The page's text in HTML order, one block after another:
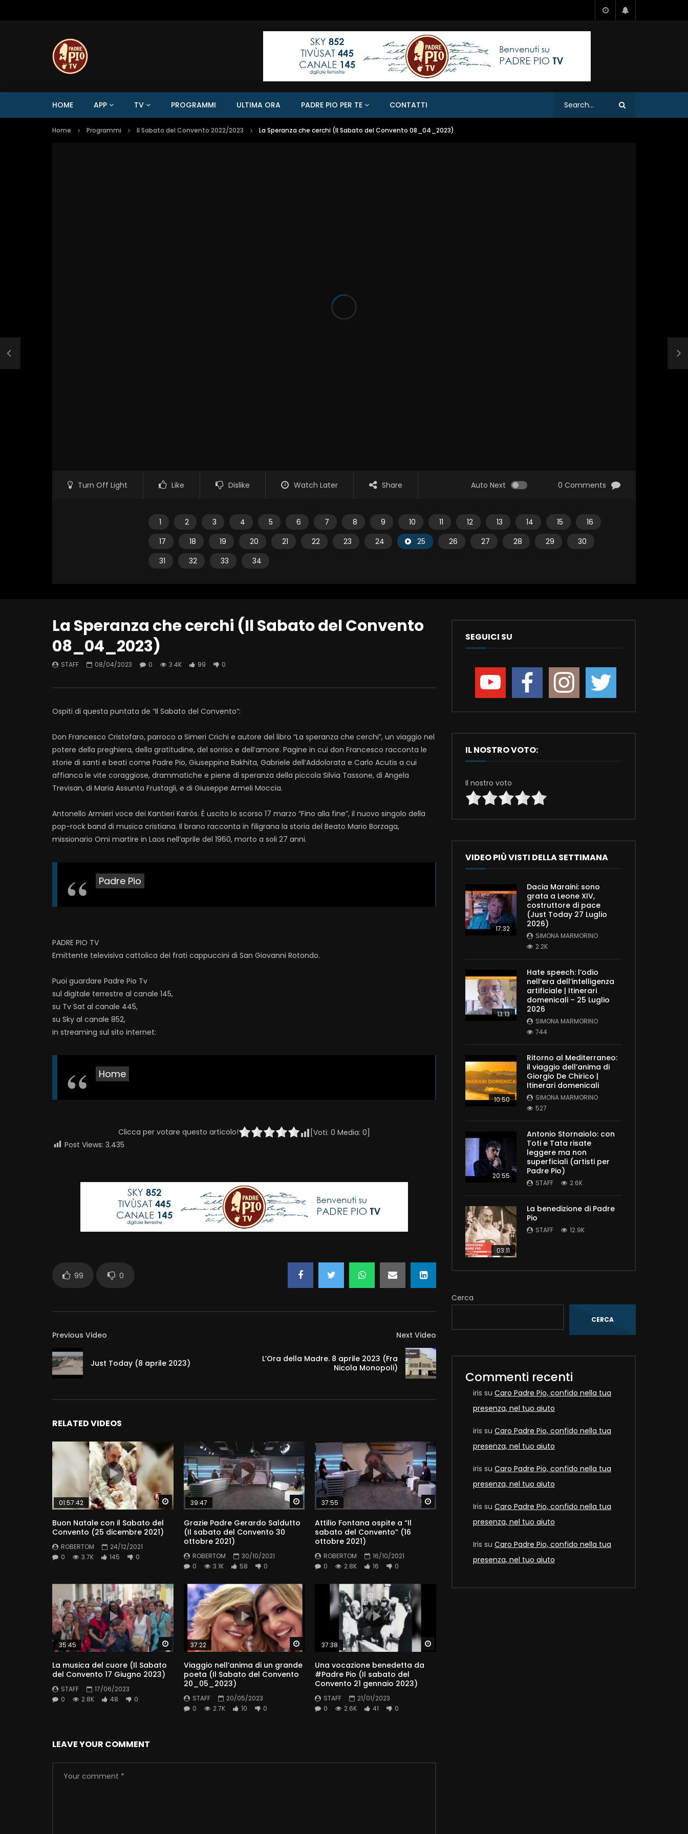
HOME APP TV PROGRAMMI ULTIMA ORA PADRE PIO PER TE CONTATTI
Home Programmi Il Sabato del Convento 2022/2023 La Speranza che cerchi (Il Sabato del Convento 08_04_2023)
Turn Off Light Like Dislike Watch Later Share Auto Next 0 Comments
1 2 3 4 5 6 7 8 9 10 11 12 13 14 15
16
17
18 19 20 21 22 23 24 25 26 27 28 29
30
31
32 33 34
La Speranza che cerchi (Il Sabato del Convento
08_04_2023)
STAFF 08/04/2023 0 3.4K 99 0
Ospiti di questa puntata de “Il Sabato del Convento”:
Don Francesco Cristofaro, parroco a Simeri Crichi e autore del libro “La speranza che cerchi”, un viaggio nel
potere della preghiera, della gratitudine, del sorriso e dell’amore. Pagine in cui don Francesco racconta le
storie di santi e beati come Padre Pio, Giuseppina Bakhita, Gabriele dell’Addolorata e Carlo Acutis a cui
affianca le vite coraggiose, drammatiche e piene di speranza della piccola Silvia Tassone, di Angela
Trevisan, di Maria Assunta Frustagli, e di Giuseppe Armeli Moccia.
Antonello Armieri voce dei Kantieri Kairòs. È uscito lo scorso 17 marzo “Fino alla fine”, il nuovo singolo della
pop-rock band di musica cristiana. Il brano racconta in filigrana la storia del Beato Mario Borzaga,
missionario Omi martire in Laos nell’aprile del 1960, morto a soli 27 anni.
Padre Pio
PADRE PIO TV
Emittente televisiva cattolica dei frati cappuccini di San Giovanni Rotondo.
Puoi guardare Padre Pio Tv
sul digitale terrestre al canale 145,
su Tv Sat al canale 445,
su Sky al canale 852,
in streaming sul sito internet:
Home
Clicca per votare questo articolo! [Voti: 0 Media: 0
Post Views: 3.435
99 0
Previous Video
Just Today (8 aprile 2023)
Next Video
L’Ora della Madre. 8 aprile 2023 (Fra
Nicola Monopoli)
RELATED VIDEOS
Watch Later
01:57:42
Buon Natale con il Sabato del
Convento (25 dicembre 2021)
ROBERTOM
24/12/2021
0
3.7K 145 0
Watch Later
39:47
Grazie Padre Gerardo Saldutto
(Il sabato del Convento 30
ottobre 2021)
ROBERTOM
30/10/2021
0
3.1K 58 0
37:55
Attilio Fontana ospite a “Il
sabato del Convento” (16
ottobre 2021)
ROBERTOM
16/10/2021
0
2.8K 16 0
Watch Later
35:45
La musica del cuore (Il Sabato
del Convento 17 Giugno 2023)
STAFF
17/06/2023
0
2.8K 48 0
Watch Later
37:22
Viaggio nell’anima di un grande
poeta (Il Sabato del Convento
20_05_2023)
STAFF
20/05/2023
0
2.7K 10 0
37:38
Una vocazione benedetta da
#Padre Pio (Il sabato del
Convento 21 gennaio 2023)
STAFF
21/01/2023
0
2.6K 41 0
LEAVE YOUR COMMENT
SEGUICI SU
IL NOSTRO VOTO:
Il nostro voto
VIDEO PIÙ VISTI DELLA SETTIMANA
17:32
Dacia Maraini: sono
grata a Leone XIV,
costruttore di pace
(Just Today 27 Luglio
2026)
SIMONA MARMORINO
2.2K
13:13
Hate speech: l’odio
nell’era dell’intelligenza
artificiale | Itinerari
domenicali – 25 Luglio
2026
SIMONA MARMORINO
744
10:50
Ritorno al Mediterraneo:
il viaggio dell’anima di
Giorgio De Chirico |
Itinerari domenicali
SIMONA MARMORINO
527
20:55
Antonio Stornaiolo: con
Toti e Tata risate
leggere ma non
superficiali (artisti per
Padre Pio)
STAFF 2.6K
03:11
La benedizione di Padre
Pio
STAFF 12.9K
Cerca
CERCA
Commenti recenti
iris su Caro Padre Pio, confido nella tua
presenza, nel tuo aiuto
iris su Caro Padre Pio, confido nella tua
presenza, nel tuo aiuto
iris su Caro Padre Pio, confido nella tua
presenza, nel tuo aiuto
Iris su Caro Padre Pio, confido nella tua
presenza, nel tuo aiuto
Iris su Caro Padre Pio, confido nella tua
presenza, nel tuo aiuto